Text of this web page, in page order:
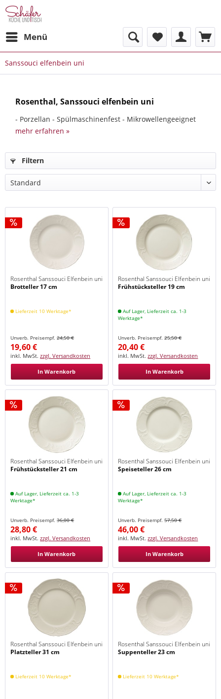
Menü
Sanssouci elfenbein uni
Rosenthal, Sanssouci elfenbein uni
- Porzellan - Spülmaschinenfest - Mikrowellengeeignet
mehr erfahren »
Filtern
Rosenthal Sanssouci Elfenbein uni
Brotteller 17 cm
Lieferzeit 10 Werktage*
Unverb. Preisempf.24,50 €
19,60 €
inkl. MwSt.zzgl. Versandkosten
In Warenkorb
Rosenthal Sanssouci Elfenbein uni
Frühstücksteller 19 cm
Auf Lager, Lieferzeit ca. 1-3
Werktage*
Unverb. Preisempf.25,50 €
20,40 €
inkl. MwSt.zzgl. Versandkosten
In Warenkorb
Rosenthal Sanssouci Elfenbein uni
Frühstücksteller 21 cm
Auf Lager, Lieferzeit ca. 1-3
Werktage*
Unverb. Preisempf.36,00 €
28,80 €
inkl. MwSt.zzgl. Versandkosten
In Warenkorb
Rosenthal Sanssouci Elfenbein uni
Speiseteller 26 cm
Auf Lager, Lieferzeit ca. 1-3
Werktage*
Unverb. Preisempf.57,50 €
46,00 €
inkl. MwSt.zzgl. Versandkosten
In Warenkorb
Rosenthal Sanssouci Elfenbein uni
Platzteller 31 cm
Lieferzeit 10 Werktage*
Rosenthal Sanssouci Elfenbein uni
Suppenteller 23 cm
Lieferzeit 10 Werktage*